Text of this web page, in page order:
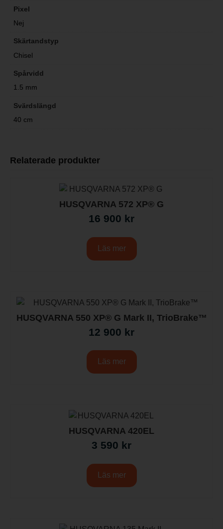
Pixel
Nej
Skärtandstyp
Chisel
Spårvidd
1.5 mm
Svärdslängd
40 cm
Relaterade produkter
HUSQVARNA 572 XP® G
16 900 kr
Läs mer
HUSQVARNA 550 XP® G Mark II, TrioBrake™
12 900 kr
Läs mer
HUSQVARNA 420EL
3 590 kr
Läs mer